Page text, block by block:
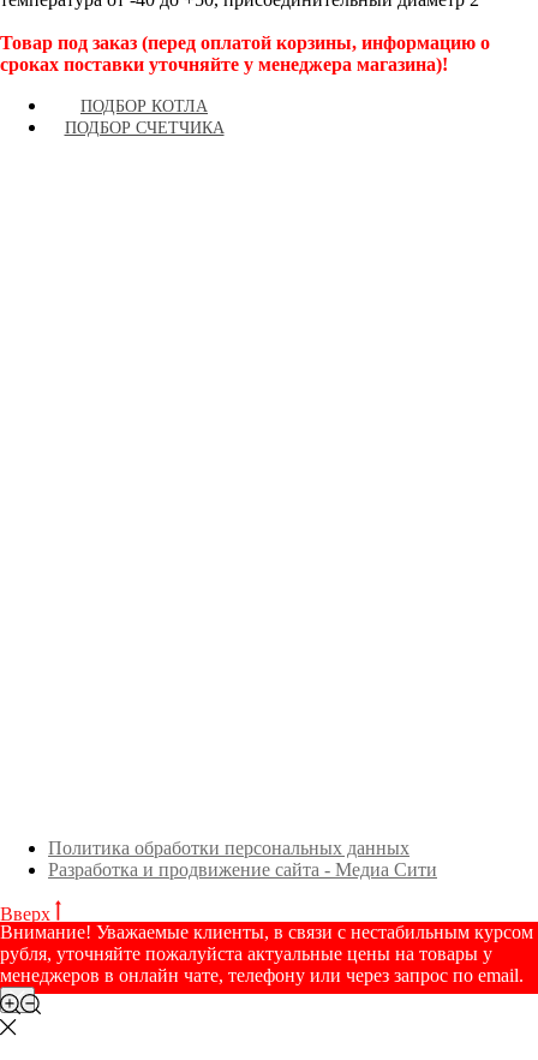
Товар под заказ (перед оплатой корзины, информацию о
сроках поставки уточняйте у менеджера магазина)!
ПОДБОР КОТЛА
ПОДБОР СЧЕТЧИКА
Политика обработки персональных данных
Разработка и продвижение сайта - Медиа Сити
Вверх
Внимание! Уважаемые клиенты, в связи с нестабильным курсом
рубля, уточняйте пожалуйста актуальные цены на товары у
менеджеров в онлайн чате, телефону или через запрос по email.